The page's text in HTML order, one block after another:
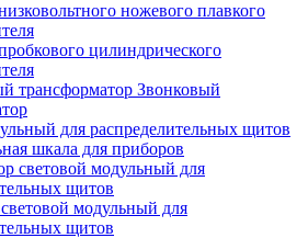
ножевого плавкого
цилиндрического
Звонковый
для распределительных щитов
шкала для приборов
модульный для
щитов